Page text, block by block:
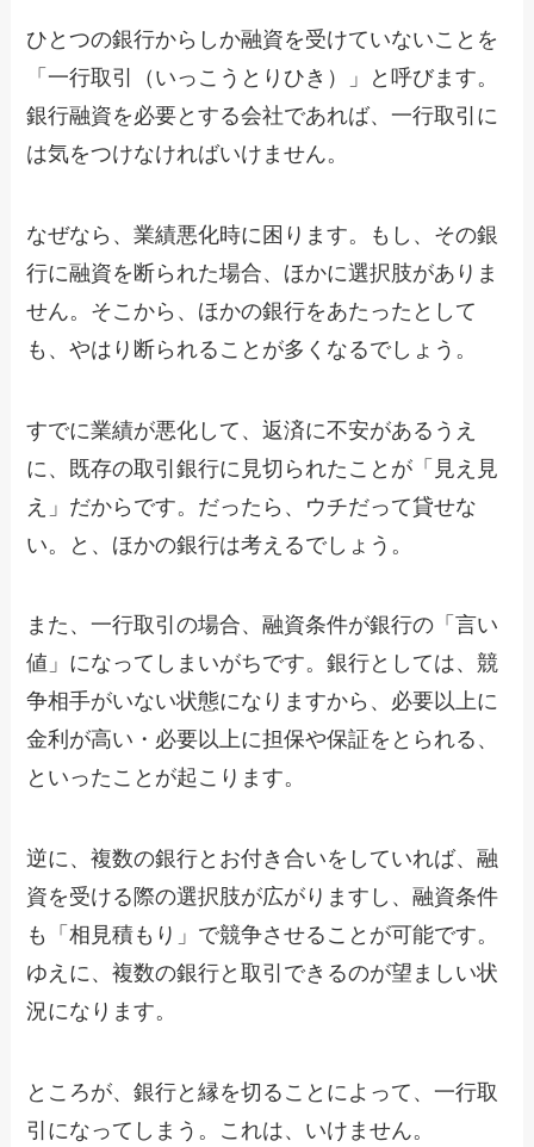
ひとつの銀行からしか融資を受けていないことを
「一行取引（いっこうとりひき）」と呼びます。
銀行融資を必要とする会社であれば、一行取引に
は気をつけなければいけません。
なぜなら、業績悪化時に困ります。もし、その銀
行に融資を断られた場合、ほかに選択肢がありま
せん。そこから、ほかの銀行をあたったとして
も、やはり断られることが多くなるでしょう。
すでに業績が悪化して、返済に不安があるうえ
に、既存の取引銀行に見切られたことが「見え見
え」だからです。だったら、ウチだって貸せな
い。と、ほかの銀行は考えるでしょう。
また、一行取引の場合、融資条件が銀行の「言い
値」になってしまいがちです。銀行としては、競
争相手がいない状態になりますから、必要以上に
金利が高い・必要以上に担保や保証をとられる、
といったことが起こります。
逆に、複数の銀行とお付き合いをしていれば、融
資を受ける際の選択肢が広がりますし、融資条件
も「相見積もり」で競争させることが可能です。
ゆえに、複数の銀行と取引できるのが望ましい状
況になります。
ところが、銀行と縁を切ることによって、一行取
引になってしまう。これは、いけません。